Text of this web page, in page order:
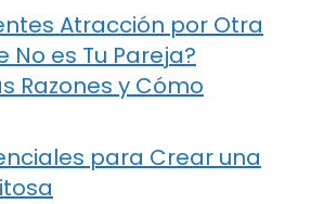
Atracción por Otra
No es Tu Pareja?
Razones y Cómo
para Crear una